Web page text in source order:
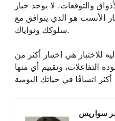
والتوقعات. لا يوجد خيار
الأنسب هو الذي يتوافق مع
سلوكك ونواياك.
للاختيار هي اختبار أكثر من
التفاعلات، وتقييم أي منها
سواريس